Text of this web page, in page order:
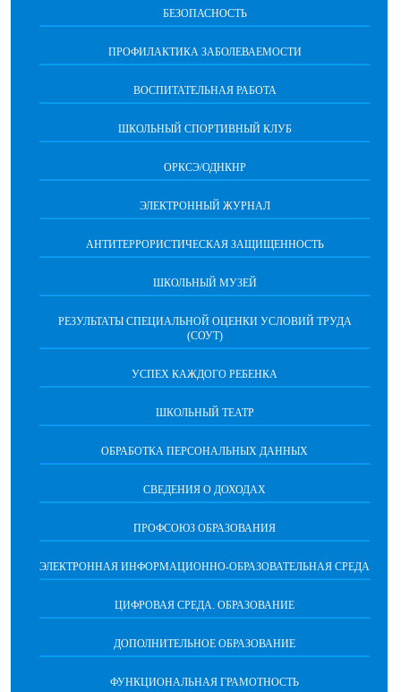
БЕЗОПАСНОСТЬ
ПРОФИЛАКТИКА ЗАБОЛЕВАЕМОСТИ
ВОСПИТАТЕЛЬНАЯ РАБОТА
ШКОЛЬНЫЙ СПОРТИВНЫЙ КЛУБ
ОРКСЭ/ОДНКНР
ЭЛЕКТРОННЫЙ ЖУРНАЛ
АНТИТЕРРОРИСТИЧЕСКАЯ ЗАЩИЩЕННОСТЬ
ШКОЛЬНЫЙ МУЗЕЙ
РЕЗУЛЬТАТЫ СПЕЦИАЛЬНОЙ ОЦЕНКИ УСЛОВИЙ ТРУДА
(СОУТ)
УСПЕХ КАЖДОГО РЕБЕНКА
ШКОЛЬНЫЙ ТЕАТР
ОБРАБОТКА ПЕРСОНАЛЬНЫХ ДАННЫХ
СВЕДЕНИЯ О ДОХОДАХ
ПРОФСОЮЗ ОБРАЗОВАНИЯ
ЭЛЕКТРОННАЯ ИНФОРМАЦИОННО-ОБРАЗОВАТЕЛЬНАЯ СРЕДА
ЦИФРОВАЯ СРЕДА. ОБРАЗОВАНИЕ
ДОПОЛНИТЕЛЬНОЕ ОБРАЗОВАНИЕ
ФУНКЦИОНАЛЬНАЯ ГРАМОТНОСТЬ